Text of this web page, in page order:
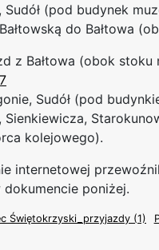
Sudół (pod budynek
do Bałtowa
z Bałtowa (obok stoku
Sudół (pod
Sienkiewicza,
kolejowego).
internetowej
poniżej.
Świętokrzyski_przyjazdy (1)